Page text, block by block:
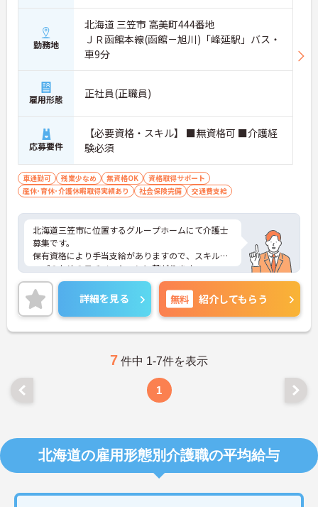
勤務地
北海道 三笠市 高美町444番地
ＪＲ函館本線(函館－旭川)「峰延駅」バス・
車9分
雇用形態 正社員(正職員)
応募要件
【必要資格・スキル】 ■無資格可 ■介護経
験必須
車通勤可 残業少なめ 無資格OK
資格取得サポート
産休･育休･介護休暇取得実績あり
社会保険完備 交通費支給
北海道三笠市に位置するグループホームにて介護士
募集です。
保有資格により手当支給がありますので、スキルア
ップのためのモチベーションに繋がります。
ご興味のある方には、面接対策ポイントなど、さら
に詳細をお話いたしますので、お気軽にご相談くだ
さい。
詳細を見る 無料 紹介してもらう
7 件中 1-7件を表示
1
北海道の雇用形態別介護職の平均給与